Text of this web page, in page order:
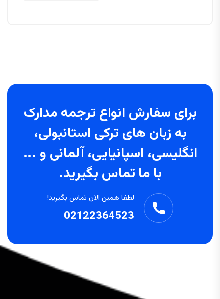
برای سفارش انواع ترجمه مدارک
به زبان های ترکی استانبولی،
انگلیسی، اسپانیایی، آلمانی و ...
با ما تماس بگیرید.
لطفا همین الان تماس بگیرید!
02122364523